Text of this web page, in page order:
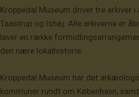
Kroppedal Museum driver tre arkiver i
Taastrup og Ishøj. Alle arkiverne er
laver en række
den nære lokalhistorie.
Kroppedal Museum har det
kommuner rundt om København,